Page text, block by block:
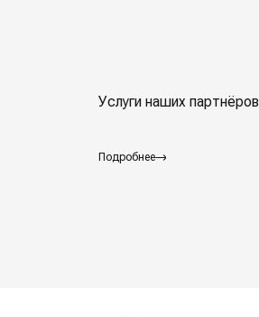
Услуги наших партнёров
Подробнее